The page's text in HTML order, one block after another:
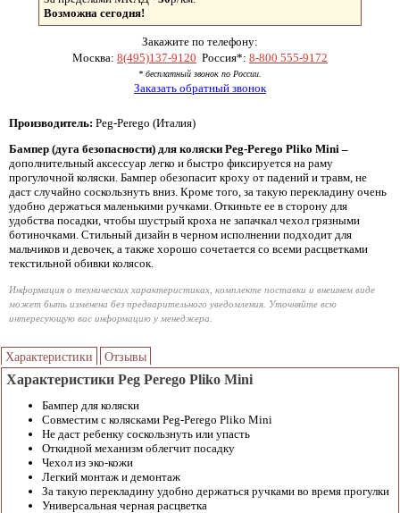
Возможна сегодня!
Закажите по телефону:
Москва: 8(495)137-9120 Россия*: 8-800 555-9172
* бесплатный звонок по России.
Заказать обратный звонок
Производитель: Peg-Perego (Италия)
Бампер (дуга безопасности) для коляски Peg-Perego Pliko Mini –
дополнительный аксессуар легко и быстро фиксируется на раму
прогулочной коляски. Бампер обезопасит кроху от падений и травм, не
даст случайно соскользнуть вниз. Кроме того, за такую перекладину очень
удобно держаться маленькими ручками. Откиньте ее в сторону для
удобства посадки, чтобы шустрый кроха не запачкал чехол грязными
ботиночками. Стильный дизайн в черном исполнении подходит для
мальчиков и девочек, а также хорошо сочетается со всеми расцветками
текстильной обивки колясок.
Информация о технических характеристиках, комплекте поставки и внешнем виде
может быть изменена без предварительного уведомления. Уточняйте всю
интересующую вас информацию у менеджера.
Характеристики Отзывы
Характеристики Peg Perego Pliko Mini
Бампер для коляски
Совместим с колясками Peg-Perego Pliko Mini
Не даст ребенку соскользнуть или упасть
Откидной механизм облегчит посадку
Чехол из эко-кожи
Легкий монтаж и демонтаж
За такую перекладину удобно держаться ручками во время прогулки
Универсальная черная расцветка